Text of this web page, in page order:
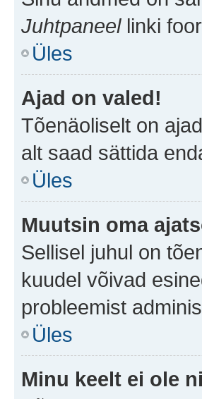
Juhtpaneellinki
Üles
Ajad on valed!
Tõenäoliselt on
alt saad sättida
Üles
Muutsin oma
Sellisel juhul on
kuudel võivad
probleemist
Üles
Minu keelt ei ole